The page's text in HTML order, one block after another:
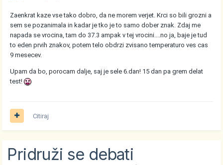
Zaenkrat kaze vse tako dobro, da ne morem verjet. Krci so bili grozni a
sem se pozanimala in kadar je tko je to samo dober znak. Zdaj me
napada se vrocina, tam do 37.3 ampak v tej vrocini....no ja, baje je tud
to eden prvih znakov, potem telo obdrzi zvisano temperaturo ves cas
9 mesecev.
Upam da bo, porocam dalje, saj je sele 6.dan! 15 dan pa grem delat
test!
Citiraj
Pridruži se debati